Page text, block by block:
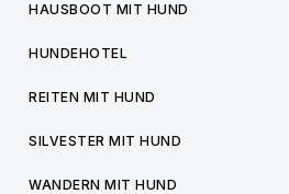
HAUSBOOT MIT HUND
HUNDEHOTEL
REITEN MIT HUND
SILVESTER MIT HUND
WANDERN MIT HUND